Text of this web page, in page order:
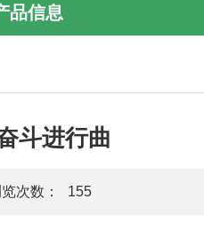
品信息
斗进行曲
次数： 155